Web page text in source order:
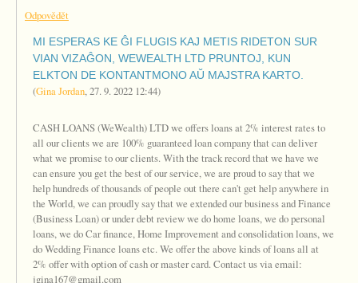
Odpovědět
MI ESPERAS KE ĜI FLUGIS KAJ METIS RIDETON SUR
VIAN VIZAĜON, WEWEALTH LTD PRUNTOJ, KUN
ELKTON DE KONTANTMONO AŬ MAJSTRA KARTO.
(Gina Jordan,27. 9. 2022 12:44)
CASH LOANS (WeWealth) LTD we offers loans at 2% interest rates to
all our clients we are 100% guaranteed loan company that can deliver
what we promise to our clients. With the track record that we have we
can ensure you get the best of our service, we are proud to say that we
help hundreds of thousands of people out there can't get help anywhere in
the World, we can proudly say that we extended our business and Finance
(Business Loan) or under debt review we do home loans, we do personal
loans, we do Car finance, Home Improvement and consolidation loans, we
do Wedding Finance loans etc. We offer the above kinds of loans all at
2% offer with option of cash or master card. Contact us via email:
jgina167@gmail.com